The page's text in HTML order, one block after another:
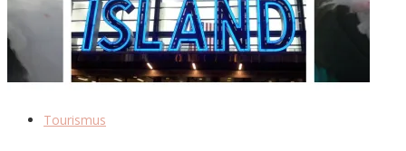
Tourismus